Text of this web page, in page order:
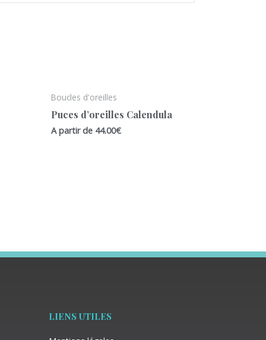
Boucles d'oreilles
Puces d’oreilles Calendula
A partir de 44.00€
LIENS UTILES